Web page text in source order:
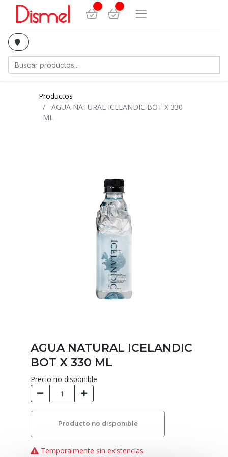
Productos
AGUA NATURAL ICELANDIC BOT X 330
ML
AGUA NATURAL ICELANDIC
BOT X 330 ML
Precio no disponible
Producto no disponible
Temporalmente sin existencias